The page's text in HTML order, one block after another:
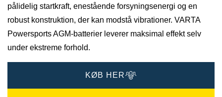
pålidelig startkraft, enestående forsyningsenergi og en
robust konstruktion, der kan modstå vibrationer. VARTA
Powersports AGM-batterier leverer maksimal effekt selv
under ekstreme forhold.
KØB HER